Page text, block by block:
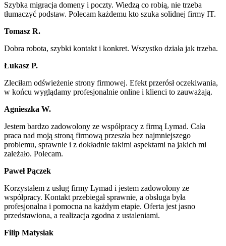
Szybka migracja domeny i poczty. Wiedzą co robią, nie trzeba
tłumaczyć podstaw. Polecam każdemu kto szuka solidnej firmy IT.
Tomasz R.
Dobra robota, szybki kontakt i konkret. Wszystko działa jak trzeba.
Łukasz P.
Zleciłam odświeżenie strony firmowej. Efekt przerósł oczekiwania,
w końcu wyglądamy profesjonalnie online i klienci to zauważają.
Agnieszka W.
Jestem bardzo zadowolony ze współpracy z firmą Lymad. Cała
praca nad moją stroną firmową przeszła bez najmniejszego
problemu, sprawnie i z dokładnie takimi aspektami na jakich mi
zależało. Polecam.
Paweł Pączek
Korzystałem z usług firmy Lymad i jestem zadowolony ze
współpracy. Kontakt przebiegał sprawnie, a obsługa była
profesjonalna i pomocna na każdym etapie. Oferta jest jasno
przedstawiona, a realizacja zgodna z ustaleniami.
Filip Matysiak